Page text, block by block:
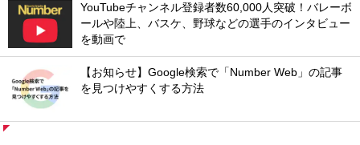
YouTubeチャンネル登録者数60,000人突破！バレーボ
ールや陸上、バスケ、野球などの選手のインタビュー
を動画で
【お知らせ】Google検索で「Number Web」の記事
を見つけやすくする方法